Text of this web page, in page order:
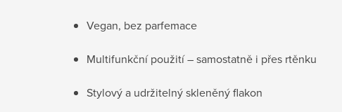
Vegan, bez parfemace
Multifunkční použití – samostatně i přes rtěnku
Stylový a udržitelný skleněný flakon